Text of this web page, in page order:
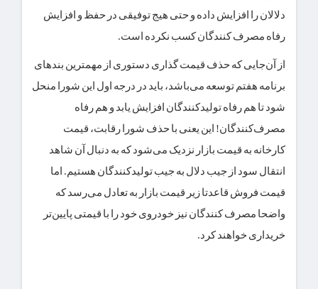
دلالان را افزایش داده و حتی هیج توفیقی در حفظ و افزایش
رفاه مصرف کنندگان کسب نکرده است.
از آن‌جایی که حذف قیمت گذاری دستوری از مهمترین بندهای
برنامه هفتم توسعه می‌باشد، باید در درجه اول این شورا منحل
شود تا هم رفاه تولیدکنندگان افزایش یابد و هم رفاه
مصرف‌کنندگان! این یعنی با حذف شورا رقابت، قیمت
کارخانه به قیمت بازار نزدیک می‌شود که به دنبال آن شاهد
انتقال سود از جیب دلال به جیب تولیدکنندگان هستیم. اما
قیمت فروش قاعدتا زیر قیمت بازار به تعادل می‌رسد که
واضحا مصرف کنندگان نیز خودروی خود را با قیمتی پایین‌تر
خریداری خواهند کرد.